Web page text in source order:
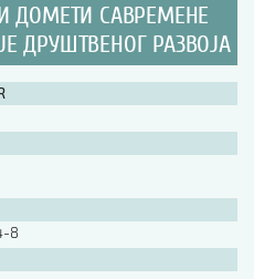
ДОМЕТИ САВРЕМЕНЕ
ДРУШТВЕНОГ РАЗВОЈА
8